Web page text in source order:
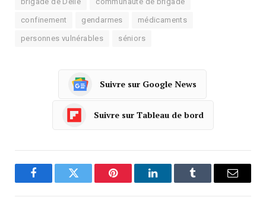
confinement gendarmes médicaments
personnes vulnérables séniors
Suivre sur Google News
Suivre sur Tableau de bord
FacebookTwitter Pinterest LinkedInTumblr